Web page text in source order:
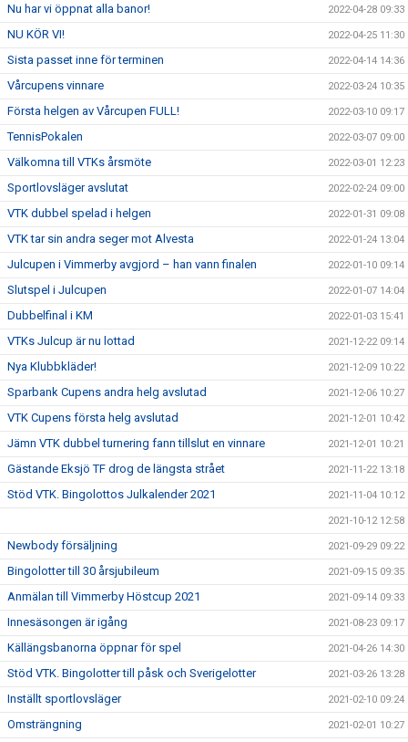
Nu har vi öppnat alla banor! 2022-04-28 09:33
NU KÖR VI! 2022-04-25 11:30
Sista passet inne för terminen 2022-04-14 14:36
Vårcupens vinnare 2022-03-24 10:35
Första helgen av Vårcupen FULL! 2022-03-10 09:17
TennisPokalen 2022-03-07 09:00
Välkomna till VTKs årsmöte 2022-03-01 12:23
Sportlovsläger avslutat 2022-02-24 09:00
VTK dubbel spelad i helgen 2022-01-31 09:08
VTK tar sin andra seger mot Alvesta 2022-01-24 13:04
Julcupen i Vimmerby avgjord – han vann finalen 2022-01-10 09:14
Slutspel i Julcupen 2022-01-07 14:04
Dubbelfinal i KM 2022-01-03 15:41
VTKs Julcup är nu lottad 2021-12-22 09:14
Nya Klubbkläder! 2021-12-09 10:22
Sparbank Cupens andra helg avslutad 2021-12-06 10:27
VTK Cupens första helg avslutad 2021-12-01 10:42
Jämn VTK dubbel turnering fann tillslut en vinnare 2021-12-01 10:21
Gästande Eksjö TF drog de längsta strået 2021-11-22 13:18
Stöd VTK. Bingolottos Julkalender 2021 2021-11-04 10:12
2021-10-12 12:58
Newbody försäljning 2021-09-29 09:22
Bingolotter till 30 årsjubileum 2021-09-15 09:35
Anmälan till Vimmerby Höstcup 2021 2021-09-14 09:33
Innesäsongen är igång 2021-08-23 09:17
Källängsbanorna öppnar för spel 2021-04-26 14:30
Stöd VTK. Bingolotter till påsk och Sverigelotter 2021-03-26 13:28
Inställt sportlovsläger 2021-02-10 09:24
Omsträngning 2021-02-01 10:27